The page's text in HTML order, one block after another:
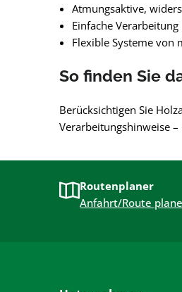
Atmungsaktive,
Einfache Verarbeitung
Flexible Systeme von
So finden Sie
Berücksichtigen Sie
Verarbeitungshinweise
Routenplaner
Anfahrt/Route